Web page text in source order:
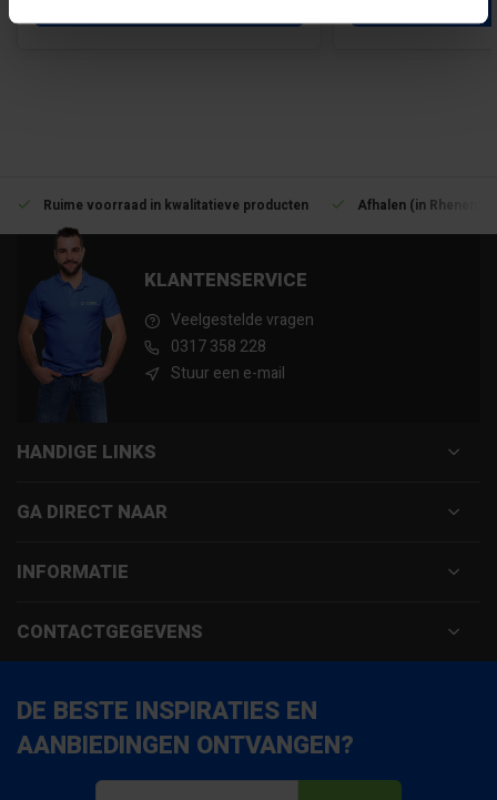
Ruime voorraad in kwalitatieve producten Afhalen (in Rhenen)
KLANTENSERVICE
Veelgestelde vragen
0317 358 228
Stuur een e-mail
HANDIGE LINKS
GA DIRECT NAAR
INFORMATIE
CONTACTGEGEVENS
DE BESTE INSPIRATIES EN
AANBIEDINGEN ONTVANGEN?